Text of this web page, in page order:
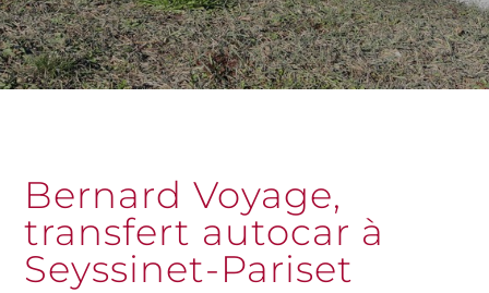
Bernard Voyage,
transfert autocar à
Seyssinet-Pariset